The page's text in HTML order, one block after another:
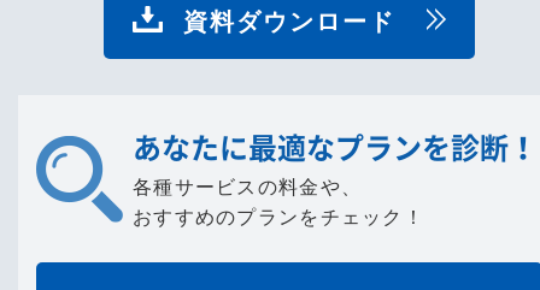
資料ダウンロード
あなたに最適なプランを診断！
各種サービスの料金や、
おすすめのプランをチェック！